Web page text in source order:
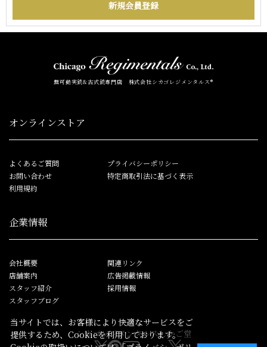
無可動実銃&古式銃専門店 株式会社シカゴレジメンタルス®
オンラインストア
よくあるご質問
お問い合わせ
利用規約
プライバシーポリシー
特定商取引法に基づく表示
企業情報
会社概要
店舗案内
スタッフ紹介
スタッフブログ
関連リンク
広告掲載情報
採用情報
シカゴレジメンタルスしかご堂
当サイトでは、お客様により快適なサービスをご
提供するため、Cookieを利用しております。